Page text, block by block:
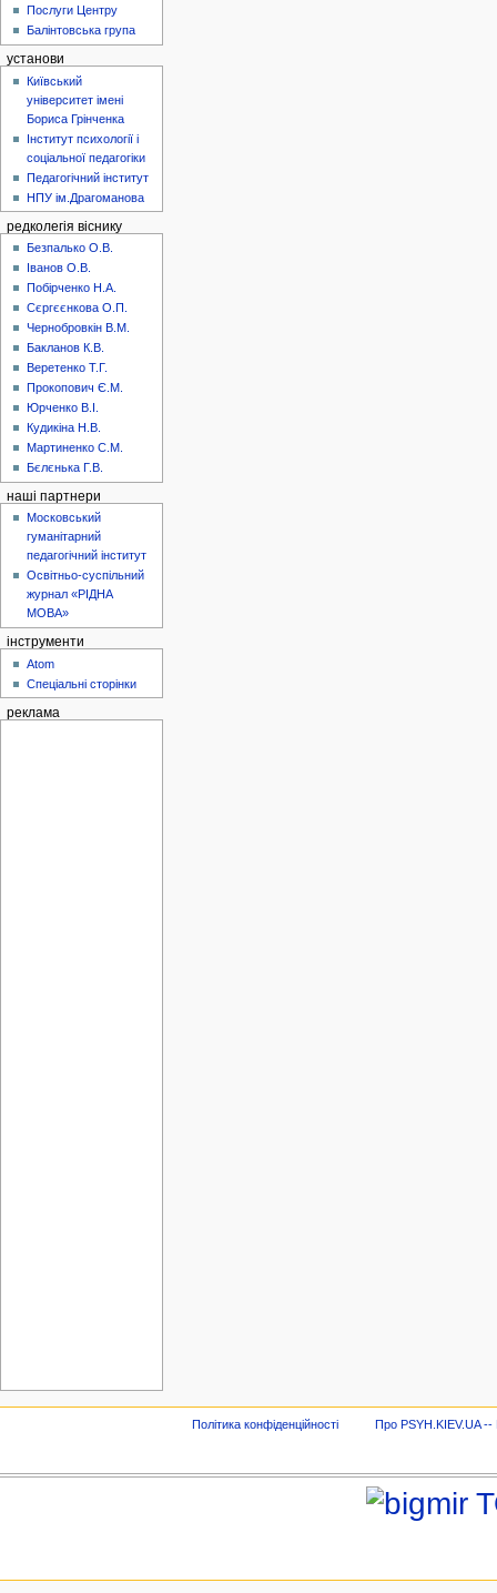
Послуги Центру
Балінтовська група
установи
Київський
університет імені
Бориса Грінченка
Інститут психології і
соціальної педагогіки
Педагогічний інститут
НПУ ім.Драгоманова
редколегія віснику
Безпалько О.В.
Іванов О.В.
Побірченко Н.А.
Сєргєєнкова О.П.
Чернобровкін В.М.
Бакланов К.В.
Веретенко Т.Г.
Прокопович Є.М.
Юрченко В.І.
Кудикіна Н.В.
Мартиненко С.М.
Бєлєнька Г.В.
наші партнери
Московський
гуманітарний
педагогічний інститут
Освітньо-суспільний
журнал «РІДНА
МОВА»
інструменти
Atom
Спеціальні сторінки
реклама
Політика конфіденційності Про PSYH.KIEV.UA --